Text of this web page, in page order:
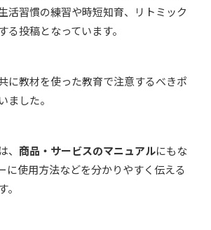
活習慣の練習や時短知育、リトミック
る投稿となっています。
に教材を使った教育で注意するべきポ
ました。
商品・サービスのマニュアルにもな
に使用方法などを分かりやすく伝える